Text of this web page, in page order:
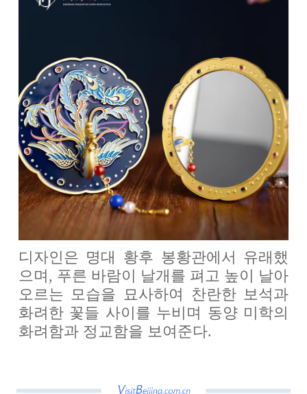
디자인은 명대 황후 봉황관에서 유래했
으며, 푸른 바람이 날개를 펴고 높이 날아
오르는 모습을 묘사하여 찬란한 보석과
화려한 꽃들 사이를 누비며 동양 미학의
화려함과 정교함을 보여준다.